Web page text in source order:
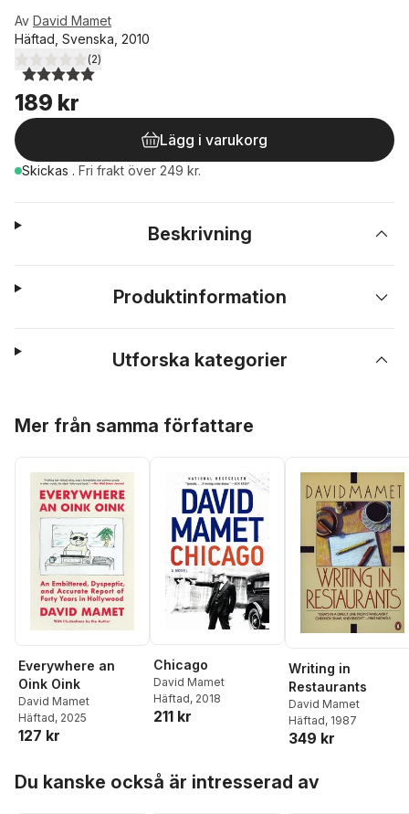
Av David Mamet
Häftad, Svenska, 2010
5,0utav 5 stjärnor. Totalt antal röster:
(2)
189 kr
Lägg i varukorg
Skickas . Fri frakt över 249 kr.
Beskrivning
Produktinformation
Utforska kategorier
Mer från samma författare
Everywhere an
Oink Oink
David Mamet
Häftad, 2025
127 kr
Chicago
David Mamet
Häftad, 2018
211 kr
Writing in
Restaurants
David Mamet
Häftad, 1987
349 kr
Du kanske också är intresserad av